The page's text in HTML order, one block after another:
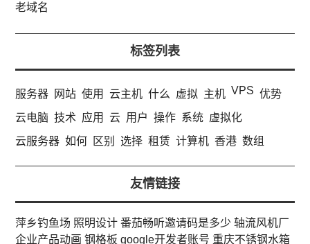
老域名
标签列表
服务器 网站 使用 云主机 什么 虚拟 主机 VPS 优势
云电脑 技术 应用 云 用户 操作 系统 虚拟化
云服务器 如何 区别 选择 租赁 计算机 香港 数组
友情链接
萍乡钓鱼场 照明设计 番茄畅听邀请码是多少 轴流风机厂
企业产品动画 钢格板 google开发者账号 重庆不锈钢水箱